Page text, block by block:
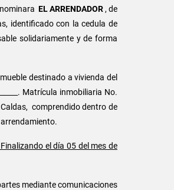
EL ARRENDADOR, de
identificado con la cedula de
solidariamente y de forma
destinado a vivienda del
Matrícula inmobiliaria No.
Caldas, comprendido dentro de
el día 05 del mes de
mediante comunicaciones